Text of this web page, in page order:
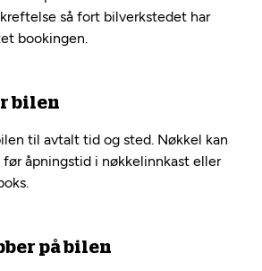
så fort bilverkstedet har
bookingen.
bilen
til avtalt tid og sted. Nøkkel kan
før åpningstid i nøkkelinnkast eller
på bilen